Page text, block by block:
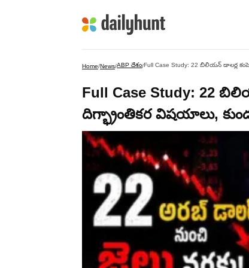
Home/News/ABP దేశం/Full Case Study: 22 బిలియన్ డాలర్ల
Full Case Study: 22
దిగ్భ్రాంతికర విషయాలు,